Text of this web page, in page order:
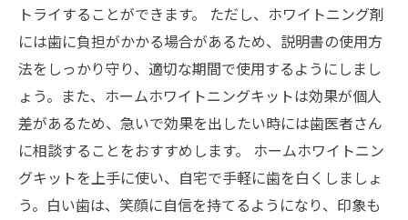
トライすることができます。 ただし、ホワイトニング剤
には歯に負担がかかる場合があるため、説明書の使用方
法をしっかり守り、適切な期間で使用するようにしまし
ょう。また、ホームホワイトニングキットは効果が個人
差があるため、急いで効果を出したい時には歯医者さん
に相談することをおすすめします。 ホームホワイトニン
グキットを上手に使い、自宅で手軽に歯を白くしましょ
う。白い歯は、笑顔に自信を持てるようになり、印象も